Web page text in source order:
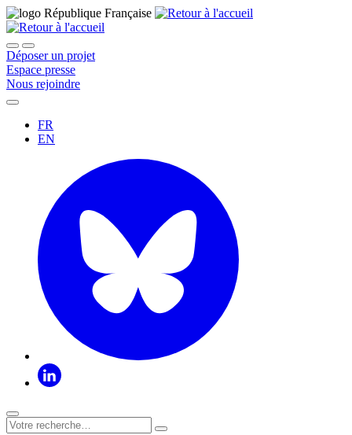
Déposer un projet
Espace presse
Nous rejoindre
FR
EN